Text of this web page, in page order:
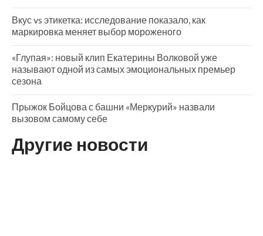
Вкус vs этикетка: исследование показало, как
маркировка меняет выбор мороженого
«Глупая»: новый клип Екатерины Волковой уже
называют одной из самых эмоциональных премьер
сезона
Прыжок Бойцова с башни «Меркурий» назвали
вызовом самому себе
Другие новости